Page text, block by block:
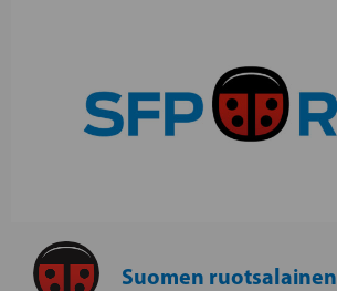
Suomen ruotsalainen